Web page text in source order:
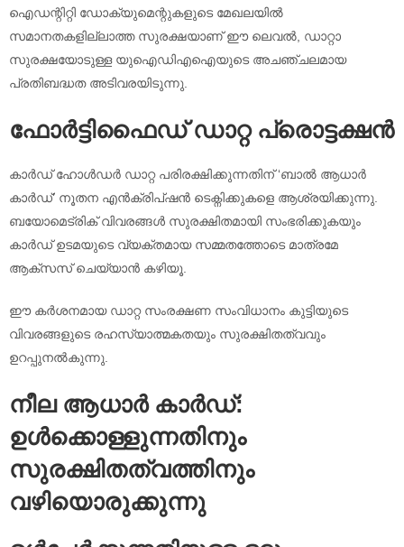
ഐഡന്റിറ്റി ഡോക്യുമെന്റുകളുടെ മേഖലയിൽ
സമാനതകളില്ലാത്ത സുരക്ഷയാണ് ഈ ലെവൽ, ഡാറ്റാ
സുരക്ഷയോടുള്ള യുഐഡിഎഐയുടെ അചഞ്ചലമായ
പ്രതിബദ്ധത അടിവരയിടുന്നു.
ഫോർട്ടിഫൈഡ് ഡാറ്റ പ്രൊട്ടക്ഷൻ
കാർഡ് ഹോൾഡർ ഡാറ്റ പരിരക്ഷിക്കുന്നതിന് ‘ബാൽ ആധാർ
കാർഡ്’ നൂതന എൻക്രിപ്ഷൻ ടെക്നിക്കുകളെ ആശ്രയിക്കുന്നു.
ബയോമെട്രിക് വിവരങ്ങൾ സുരക്ഷിതമായി സംഭരിക്കുകയും
കാർഡ് ഉടമയുടെ വ്യക്തമായ സമ്മതത്തോടെ മാത്രമേ
ആക്‌സസ് ചെയ്യാൻ കഴിയൂ.
ഈ കർശനമായ ഡാറ്റ സംരക്ഷണ സംവിധാനം കുട്ടിയുടെ
വിവരങ്ങളുടെ രഹസ്യാത്മകതയും സുരക്ഷിതത്വവും
ഉറപ്പുനൽകുന്നു.
നീല ആധാർ കാർഡ്:
ഉൾക്കൊള്ളുന്നതിനും
സുരക്ഷിതത്വത്തിനും
വഴിയൊരുക്കുന്നു